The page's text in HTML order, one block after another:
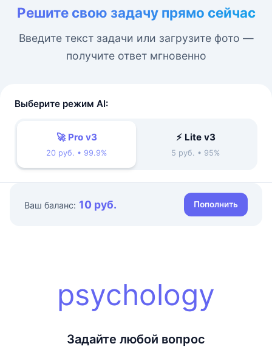
Решите свою задачу прямо сейчас
Введите текст задачи или загрузите фото —
получите ответ мгновенно
Выберите режим AI:
🚀 Pro v3
20 руб. • 99.9%
⚡ Lite v3
5 руб. • 95%
Ваш баланс: 10 руб. Пополнить
psychology
Задайте любой вопрос